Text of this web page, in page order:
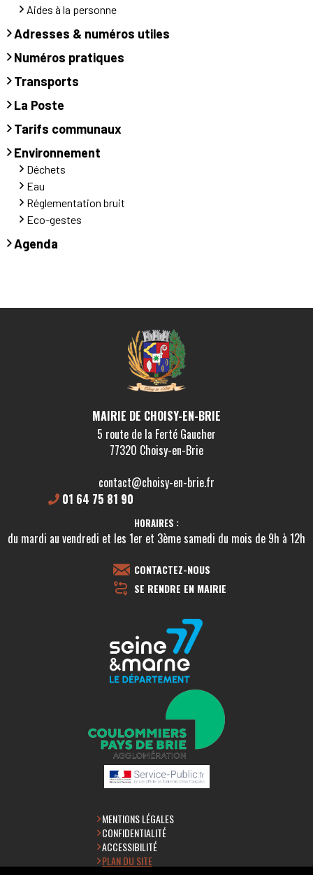
Aides à la personne
Adresses & numéros utiles
Numéros pratiques
Transports
La Poste
Tarifs communaux
Environnement
Déchets
Eau
Réglementation bruit
Eco-gestes
Agenda
MAIRIE DE CHOISY-EN-BRIE
5 route de la Ferté Gaucher
77320 Choisy-en-Brie
contact@choisy-en-brie.fr
01 64 75 81 90
HORAIRES :
du mardi au vendredi et les 1er et 3ème samedi du mois de 9h à 12h
CONTACTEZ-NOUS
SE RENDRE EN MAIRIE
MENTIONS LÉGALES
CONFIDENTIALITÉ
ACCESSIBILITÉ
PLAN DU SITE